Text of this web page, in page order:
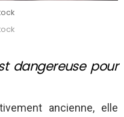
dangereuse pour
ancienne, elle